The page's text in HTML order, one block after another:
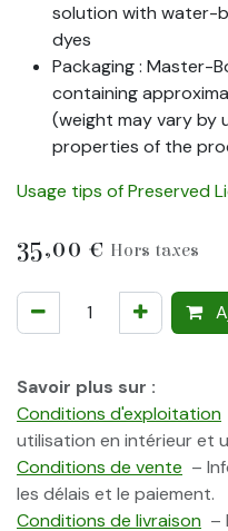
solution with water-
dyes
Packaging : Master-
containing
(weight may vary by
properties of the
Usage tips of Preserved
35,00 € Hors taxes
Savoir plus sur :
Conditions d'exploitation
utilisation en intérieur et
Conditions de vente –
les délais et le paiement.
Conditions de livraison –